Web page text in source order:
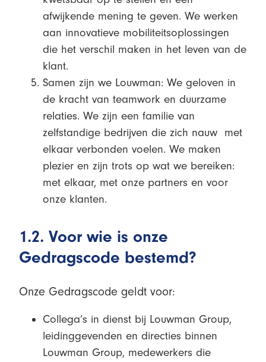
afwijkende mening te geven. We werken
aan innovatieve mobiliteitsoplossingen
die het verschil maken in het leven van de
klant.
Samen zijn we Louwman: We geloven in
de kracht van teamwork en duurzame
relaties. We zijn een familie van
zelfstandige bedrijven die zich nauw met
elkaar verbonden voelen. We maken
plezier en zijn trots op wat we bereiken:
met elkaar, met onze partners en voor
onze klanten.
1.2. Voor wie is onze
Gedragscode bestemd?
Onze Gedragscode geldt voor:
Collega’s in dienst bij Louwman Group,
leidinggevenden en directies binnen
Louwman Group, medewerkers die